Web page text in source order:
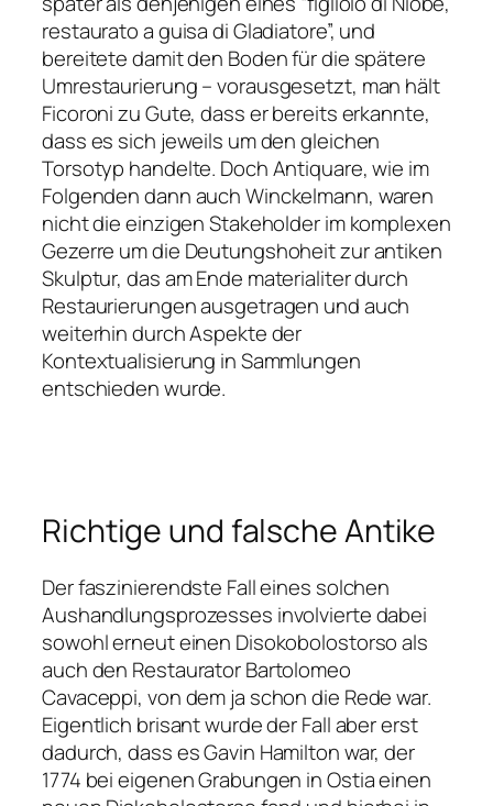
restaurato a guisa di Gladiatore”, und
bereitete damit den Boden für die spätere
Umrestaurierung – vorausgesetzt, man hält
Ficoroni zu Gute, dass er bereits erkannte,
dass es sich jeweils um den gleichen
Torsotyp handelte. Doch Antiquare, wie im
Folgenden dann auch Winckelmann, waren
nicht die einzigen Stakeholder im komplexen
Gezerre um die Deutungshoheit zur antiken
Skulptur, das am Ende materialiter durch
Restaurierungen ausgetragen und auch
weiterhin durch Aspekte der
Kontextualisierung in Sammlungen
entschieden wurde.
Richtige und falsche Antike
Der faszinierendste Fall eines solchen
Aushandlungsprozesses involvierte dabei
sowohl erneut einen Disokobolostorso als
auch den Restaurator Bartolomeo
Cavaceppi, von dem ja schon die Rede war.
Eigentlich brisant wurde der Fall aber erst
dadurch, dass es Gavin Hamilton war, der
1774 bei eigenen Grabungen in Ostia einen